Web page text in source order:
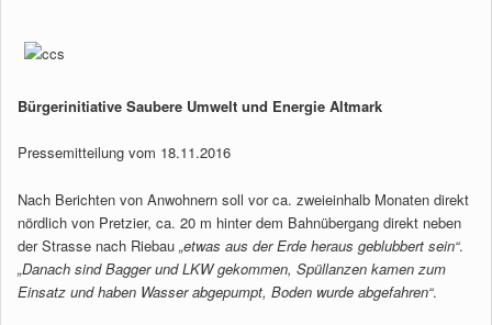
Bürgerinitiative Saubere Umwelt und Energie Altmark
Pressemitteilung vom 18.11.2016
Nach Berichten von Anwohnern soll vor ca. zweieinhalb Monaten direkt
nördlich von Pretzier, ca. 20 m hinter dem Bahnübergang direkt neben
der Strasse nach Riebau „etwas aus der Erde heraus geblubbert sein“.
„Danach sind Bagger und LKW gekommen, Spüllanzen kamen zum
Einsatz und haben Wasser abgepumpt, Boden wurde abgefahren“.